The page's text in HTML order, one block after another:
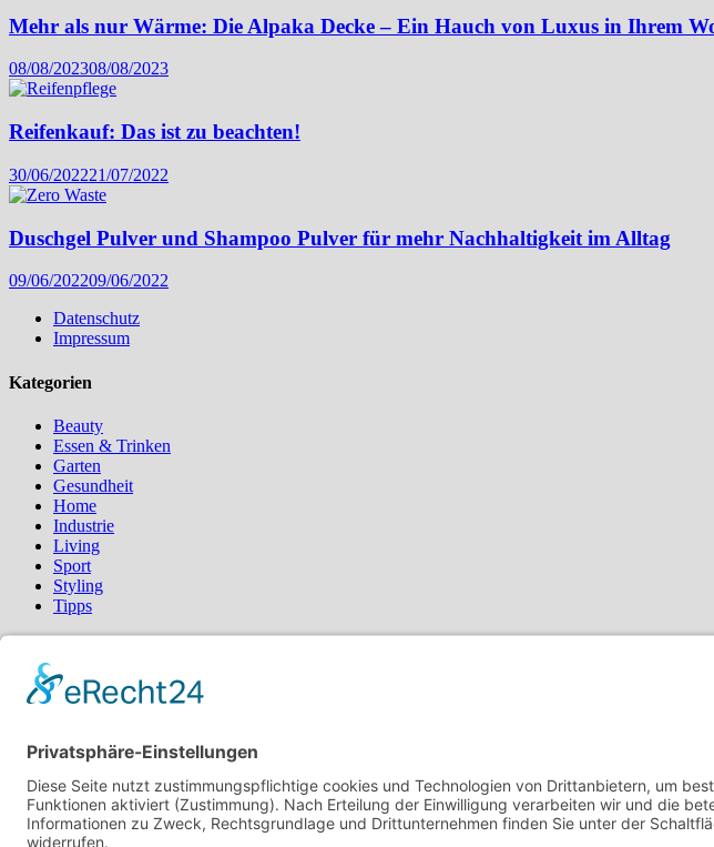
Mehr als nur Wärme: Die Alpaka Decke – Ein Hauch von Luxus in Ihrem
08/08/202308/08/2023
Reifenkauf: Das ist zu beachten!
30/06/202221/07/2022
Duschgel Pulver und Shampoo Pulver für mehr Nachhaltigkeit im Alltag
09/06/202209/06/2022
Datenschutz
Impressum
Kategorien
Beauty
Essen & Trinken
Garten
Gesundheit
Home
Industrie
Living
Sport
Styling
Tipps
Blumen Blumenstrauß Bürgermagazin
nach:
Neueste Beiträge
Mit gezielten Übungen zur Sicherheit in allen Prüfungsteilen – so meistern Sie komplexe
Vom Kern zur Ernte: So legst du den Grundstein für deinen Erfolg im Homegrow